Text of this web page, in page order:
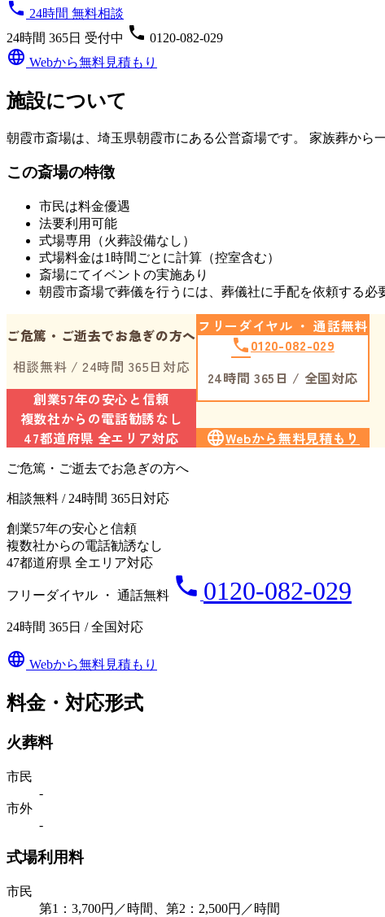
phone 24時間 無料相談
24時間 365日 受付中 phone 0120-082-029
language Webから無料見積もり
施設について
朝霞市斎場は、埼玉県朝霞市にある公営斎場です。 家族葬から
この斎場の特徴
市民は料金優遇
法要利用可能
式場専用（火葬設備なし）
式場料金は1時間ごとに計算（控室含む）
斎場にてイベントの実施あり
朝霞市斎場で葬儀を行うには、葬儀社に手配を依頼する
ご危篤・ご逝去でお急ぎの方へ
相談無料 / 24時間 365日対応
創業57年の安心と信頼
複数社からの電話勧誘なし
47都道府県 全エリア対応
フリーダイヤル ・ 通話無料
phone0120-082-029
24時間 365日 / 全国対応
languageWebから無料見積もり
ご危篤・ご逝去でお急ぎの方へ
相談無料 / 24時間 365日対応
創業57年の安心と信頼
複数社からの電話勧誘なし
47都道府県 全エリア対応
フリーダイヤル ・ 通話無料 phone 0120-082-029
24時間 365日 / 全国対応
language Webから無料見積もり
料金・対応形式
火葬料
市民
-
市外
-
式場利用料
市民
第1：3,700円／時間、第2：2,500円／時間